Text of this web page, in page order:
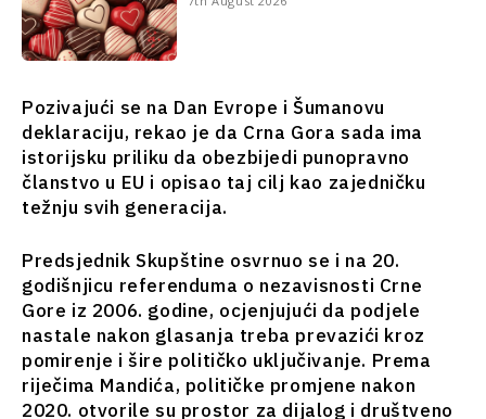
Analiza
Vijesti
Događaji
O
kulturi
Lifestyle
Putovanja
Hrana
i piće
Magazin
Istražite
Vijesti
Događaji
O kulturi
Sport
Putovanja
Hrana i
piće
Magazin
Pozivajući se na Dan Evrope i Šumanovu
deklaraciju, rekao je da Crna Gora sada ima
istorijsku priliku da obezbijedi punopravno
članstvo u EU i opisao taj cilj kao zajedničku
težnju svih generacija.
Predsjednik Skupštine osvrnuo se i na 20.
godišnjicu referenduma o nezavisnosti Crne
Gore iz 2006. godine, ocjenjujući da podjele
nastale nakon glasanja treba prevazići kroz
pomirenje i šire političko uključivanje. Prema
riječima Mandića, političke promjene nakon
2020. otvorile su prostor za dijalog i društveno